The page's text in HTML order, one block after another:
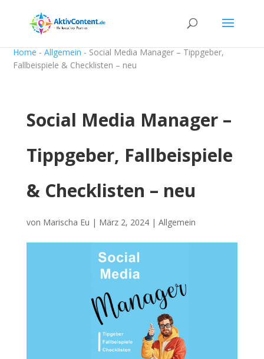
Home -Allgemein - Social Media Manager – Tippgeber,
Fallbeispiele & Checklisten – neu
Social Media Manager –
Tippgeber, Fallbeispiele
& Checklisten – neu
von Marischa Eu | März 2, 2024| Allgemein